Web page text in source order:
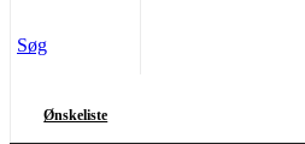
Søg
Ønskeliste